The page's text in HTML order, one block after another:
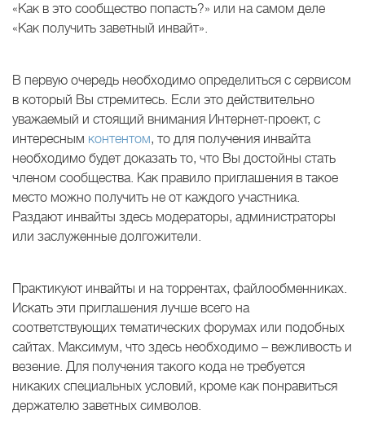
«Как в это сообщество попасть?» или на самом деле
«Как получить заветный инвайт».
В первую очередь необходимо определиться с сервисом
в который Вы стремитесь. Если это действительно
уважаемый и стоящий внимания Интернет-проект, с
интересным контентом, то для получения инвайта
необходимо будет доказать то, что Вы достойны стать
членом сообщества. Как правило приглашения в такое
место можно получить не от каждого участника.
Раздают инвайты здесь модераторы, администраторы
или заслуженные долгожители.
Практикуют инвайты и на торрентах, файлообменниках.
Искать эти приглашения лучше всего на
соответствующих тематических форумах или подобных
сайтах. Максимум, что здесь необходимо – вежливость и
везение. Для получения такого кода не требуется
никаких специальных условий, кроме как понравиться
держателю заветных символов.